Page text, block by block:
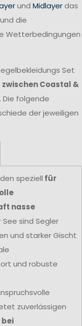
und Midlayerdas
die
Wetterbedingungen
Set
zwischen Coastal &
Die folgende
der jeweiligen
speziell für
nasse
sind Segler
und starker Gischt
und robuste
zuverlässigen
bei